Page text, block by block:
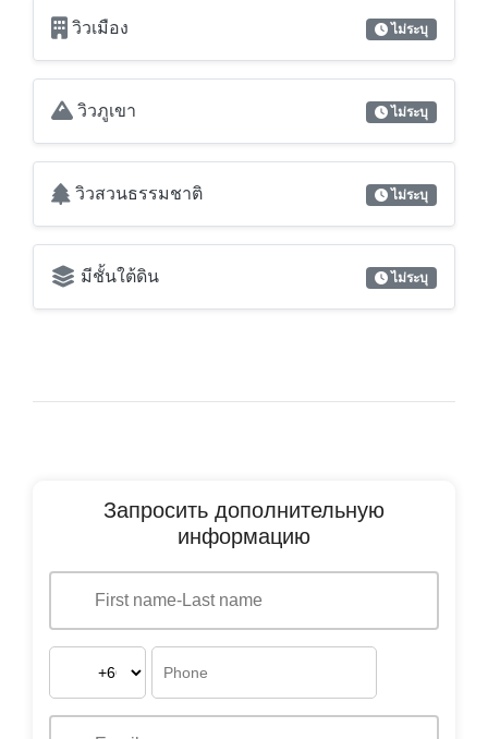
วิวเมือง ไม่ระบุ
วิวภูเขา ไม่ระบุ
วิวสวนธรรมชาติ ไม่ระบุ
มีชั้นใต้ดิน ไม่ระบุ
Запросить дополнительную
информацию